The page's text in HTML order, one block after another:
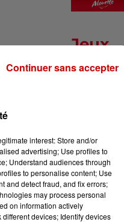
Jeux
interest: Store and/or
advertising; Use profiles to
Understand audiences through
to personalise content; Use
and detect fraud, and fix errors;
may process personal
on information actively
devices; Identify devices
Continuer sans accepter